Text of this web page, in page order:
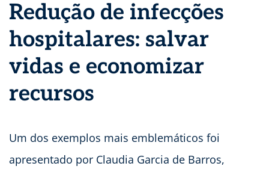
Redução de infecções
hospitalares: salvar
vidas e economizar
recursos
Um dos exemplos mais emblemáticos foi
apresentado por Claudia Garcia de Barros,